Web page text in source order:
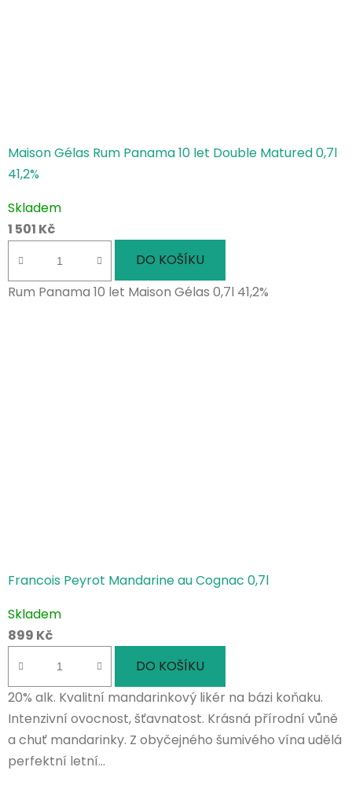
Maison Gélas Rum Panama 10 let Double Matured 0,7l
41,2%
Skladem
1 501 Kč
DO KOŠÍKU
Rum Panama 10 let Maison Gélas 0,7l 41,2%
Francois Peyrot Mandarine au Cognac 0,7l
Skladem
899 Kč
DO KOŠÍKU
20% alk. Kvalitní mandarinkový likér na bázi koňaku.
Intenzivní ovocnost, šťavnatost. Krásná přírodní vůně
a chuť mandarinky. Z obyčejného šumivého vína udělá
perfektní letní...